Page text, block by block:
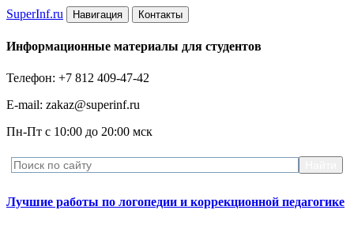
SuperInf.ru Навигация Контакты
Информационные материалы для студентов
Телефон: +7 812 409-47-42
E-mail: zakaz@superinf.ru
Пн-Пт с 10:00 до 20:00 мск
Лучшие работы по логопедии и коррекционной педагогике